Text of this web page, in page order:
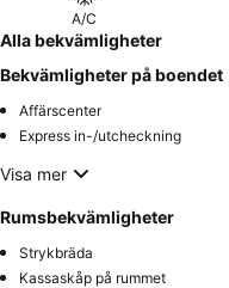
A/C
Alla bekvämligheter
Bekvämligheter på boendet
Affärscenter
Express in-/utcheckning
Visa mer
Rumsbekvämligheter
Strykbräda
Kassaskåp på rummet